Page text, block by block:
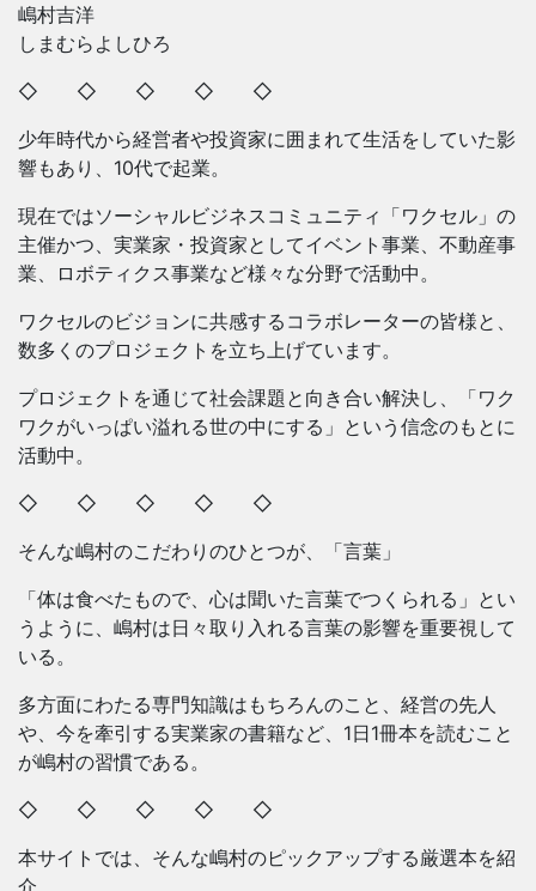
嶋村吉洋
しまむらよしひろ
◇ ◇ ◇ ◇ ◇
少年時代から経営者や投資家に囲まれて生活をしていた影
響もあり、10代で起業。
現在ではソーシャルビジネスコミュニティ「ワクセル」の
主催かつ、実業家・投資家としてイベント事業、不動産事
業、ロボティクス事業など様々な分野で活動中。
ワクセルのビジョンに共感するコラボレーターの皆様と、
数多くのプロジェクトを立ち上げています。
プロジェクトを通じて社会課題と向き合い解決し、「ワク
ワクがいっぱい溢れる世の中にする」という信念のもとに
活動中。
◇ ◇ ◇ ◇ ◇
そんな嶋村のこだわりのひとつが、「言葉」
「体は食べたもので、心は聞いた言葉でつくられる」とい
うように、嶋村は日々取り入れる言葉の影響を重要視して
いる。
多方面にわたる専門知識はもちろんのこと、経営の先人
や、今を牽引する実業家の書籍など、1日1冊本を読むこと
が嶋村の習慣である。
◇ ◇ ◇ ◇ ◇
本サイトでは、そんな嶋村のピックアップする厳選本を紹
介。